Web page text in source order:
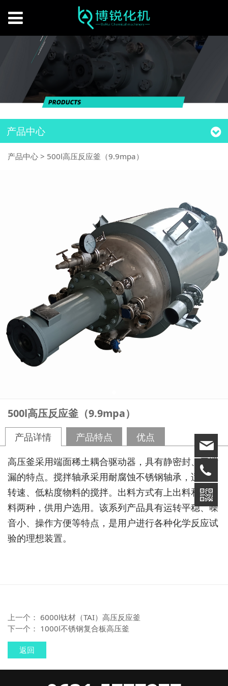
产品中心
产品中心 > 500l高压反应釜（9.9mpa）
500l高压反应釜（9.9mpa）
产品详情 产品特点 优点
高压釜采用端面稀土耦合驱动器，具有静密封、无泄
漏的特点。搅拌轴承采用耐腐蚀不锈钢轴承，适合高
转速、低粘度物料的搅拌。出料方式有上出料和下出
料两种，供用户选用。该系列产品具有运转平稳、噪
音小、操作方便等特点，是用户进行各种化学反应试
验的理想装置。
上一个： 6000l钛材（TAI）高压反应釜
下一个： 1000l不锈钢复合板高压釜
返回